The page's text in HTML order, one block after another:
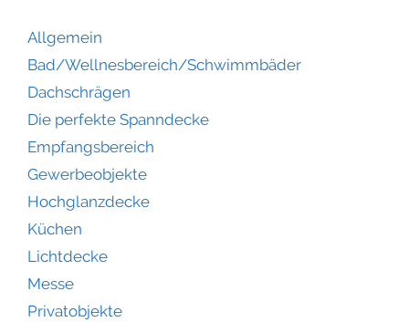
Allgemein
Bad/Wellnesbereich/Schwimmbäder
Dachschrägen
Die perfekte Spanndecke
Empfangsbereich
Gewerbeobjekte
Hochglanzdecke
Küchen
Lichtdecke
Messe
Privatobjekte